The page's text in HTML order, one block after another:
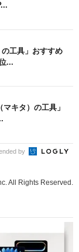
工具」おすすめ
...
マキタ）の工具」
by
All Rights Reserved.